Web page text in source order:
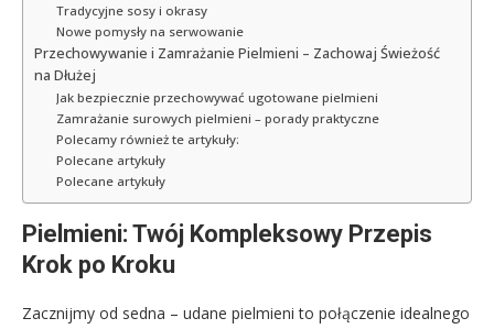
Tradycyjne sosy i okrasy
Nowe pomysły na serwowanie
Przechowywanie i Zamrażanie Pielmieni – Zachowaj Świeżość
na Dłużej
Jak bezpiecznie przechowywać ugotowane pielmieni
Zamrażanie surowych pielmieni – porady praktyczne
Polecamy również te artykuły:
Polecane artykuły
Polecane artykuły
Pielmieni: Twój Kompleksowy Przepis
Krok po Kroku
Zacznijmy od sedna – udane pielmieni to połączenie idealnego